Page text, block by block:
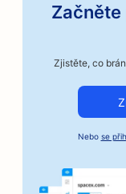
Zjistěte, co
Nebo se